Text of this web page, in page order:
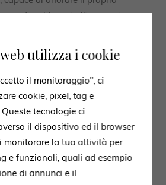
mentre abbraccia l’innovazione.
maestria dello stile italiano e
rinnovarsi, offrendo pezzi che non
storie di eccellenza,
utilizza i cookie
il monitoraggio", ci
cookie, pixel, tag e
tecnologie ci
il dispositivo ed il browser
monitorare la tua attività per
e funzionali, quali ad esempio
di annunci e il